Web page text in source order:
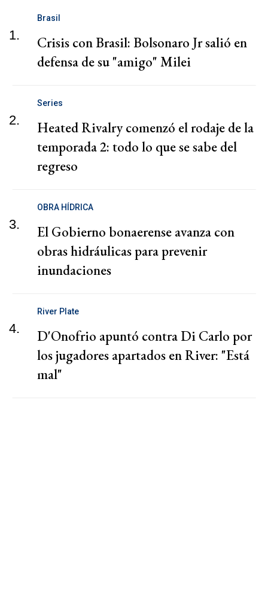
1.
Brasil
Crisis con Brasil: Bolsonaro Jr salió en
defensa de su "amigo" Milei
2.
Series
Heated Rivalry comenzó el rodaje de la
temporada 2: todo lo que se sabe del
regreso
3.
OBRA HÍDRICA
El Gobierno bonaerense avanza con
obras hidráulicas para prevenir
inundaciones
4.
River Plate
D'Onofrio apuntó contra Di Carlo por
los jugadores apartados en River: "Está
mal"